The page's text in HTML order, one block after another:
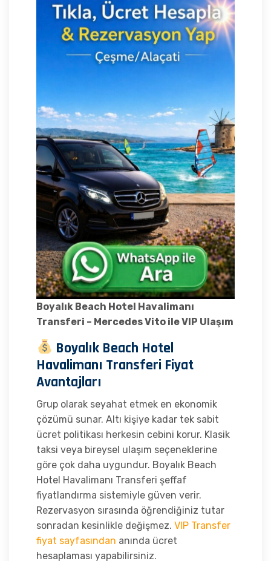
Boyalık Beach Hotel Havalimanı
Transferi – Mercedes Vito ile VIP Ulaşım
Boyalık Beach Hotel
Havalimanı Transferi Fiyat
Avantajları
Grup olarak seyahat etmek en ekonomik
çözümü sunar. Altı kişiye kadar tek sabit
ücret politikası herkesin cebini korur. Klasik
taksi veya bireysel ulaşım seçeneklerine
göre çok daha uygundur. Boyalık Beach
Hotel Havalimanı Transferi şeffaf
fiyatlandırma sistemiyle güven verir.
Rezervasyon sırasında öğrendiğiniz tutar
sonradan kesinlikle değişmez. VIP Transfer
fiyat sayfasından anında ücret
hesaplaması yapabilirsiniz.